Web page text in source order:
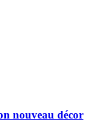
nouveau décor